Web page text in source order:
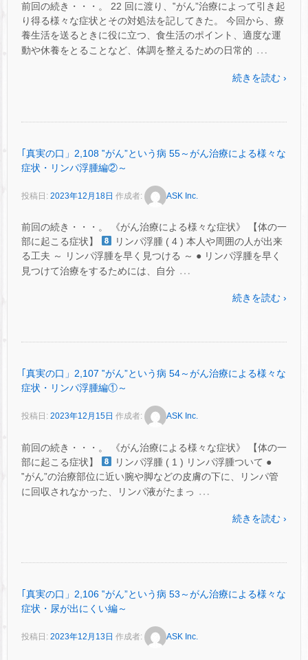
前回の続き・・・。 22 回に渡り、‟がん”治療によって引き起
り得る様々な症状とその対処法を記してきた。 今回から、療
養生活を送るときに役に立つ、食生活のポイント、適度な運
動や休養をとることなど、体調を整えるための日常的 …
続きを読む ›
｢真実の口」2,108 ‟がん”という病 55～がん治療による様々な
症状・リンパ浮腫編②～
投稿日: 2023年12月18日 作成者: ASK Inc.
前回の続き・・・。 《がん治療による様々な症状》 【体の一
部に起こる症状】
リンパ浮腫 ( 4 ) 本人や周囲の人が出来
る工夫 ～ リンパ浮腫を早く見つける ～ ● リンパ浮腫を早く
見つけて治療をするためには、自分 …
続きを読む ›
｢真実の口」2,107 ‟がん”という病 54～がん治療による様々な
症状・リンパ浮腫編①～
投稿日: 2023年12月15日 作成者: ASK Inc.
前回の続き・・・。 《がん治療による様々な症状》 【体の一
部に起こる症状】
リンパ浮腫 ( 1 ) リンパ浮腫ついて ●
‟がん”の治療部位に近い腕や脚などの皮膚の下に、リンパ管
に回収されなかった、リンパ液がたまっ …
続きを読む ›
｢真実の口」2,106 ‟がん”という病 53～がん治療による様々な
症状・尿が出にくい編～
投稿日: 2023年12月13日 作成者: ASK Inc.